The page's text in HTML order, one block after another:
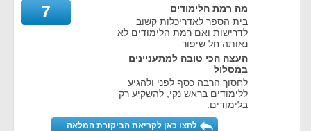
מה רמת הלימודים
בית הספר לאדריכלות קשוב
לדרישות ואם רמת הלימודים לא
נאותה חל שיפור
העצה הכי טובה למתעניינים
במסלול
לחסוך הרבה כסף לפני ולהגיע
ללימודים בראש נקי, להשקיע רק
בלימודים.
7
לחצו כאן לקריאת הביקורת המלאה